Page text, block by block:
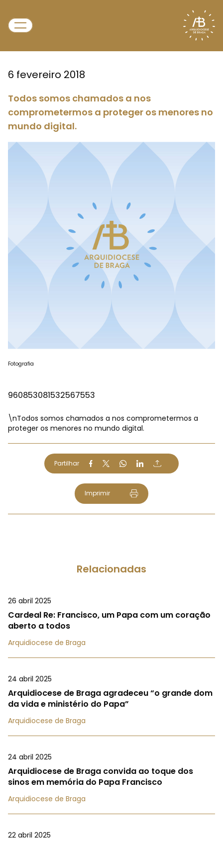
6 fevereiro 2018
Todos somos chamados a nos
comprometermos a proteger os menores no
mundo digital.
Fotografia
960853081532567553
\nTodos somos chamados a nos comprometermos a
proteger os menores no mundo digital.
Partilhar
Imprimir
Relacionadas
26 abril 2025
Cardeal Re: Francisco, um Papa com um coração
aberto a todos
Arquidiocese de Braga
24 abril 2025
Arquidiocese de Braga agradeceu “o grande dom
da vida e ministério do Papa”
Arquidiocese de Braga
24 abril 2025
Arquidiocese de Braga convida ao toque dos
sinos em memória do Papa Francisco
Arquidiocese de Braga
22 abril 2025